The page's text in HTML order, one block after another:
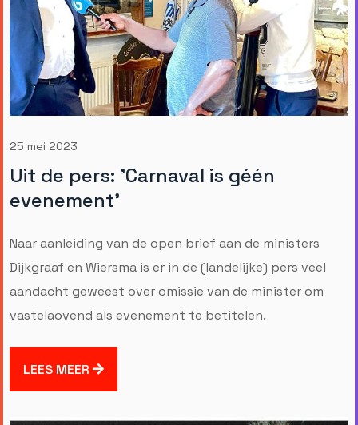
25 mei 2023
Uit de pers: 'Carnaval is géén
evenement'
Naar aanleiding van de open brief aan de ministers
Dijkgraaf en Wiersma is er in de (landelijke) pers veel
aandacht geweest over omissie van de minister om
vastelaovend als evenement te betitelen.
LEES MEER